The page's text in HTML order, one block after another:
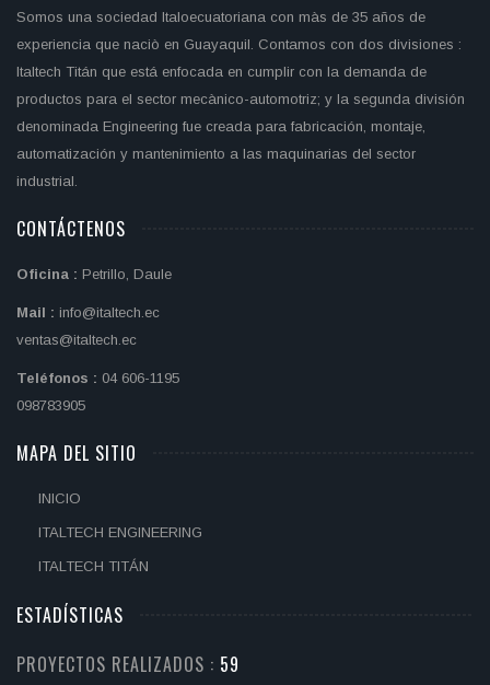
Somos una sociedad Italoecuatoriana con màs de 35 años de
experiencia que naciò en Guayaquil. Contamos con dos divisiones :
Italtech Titán que está enfocada en cumplir con la demanda de
productos para el sector mecànico-automotriz; y la segunda división
denominada Engineering fue creada para fabricación, montaje,
automatización y mantenimiento a las maquinarias del sector
industrial.
CONTÁCTENOS
Oficina : Petrillo, Daule
Mail : info@italtech.ec
ventas@italtech.ec
Teléfonos : 04 606-1195
098783905
MAPA DEL SITIO
INICIO
ITALTECH ENGINEERING
ITALTECH TITÁN
ESTADÍSTICAS
PROYECTOS REALIZADOS : 69